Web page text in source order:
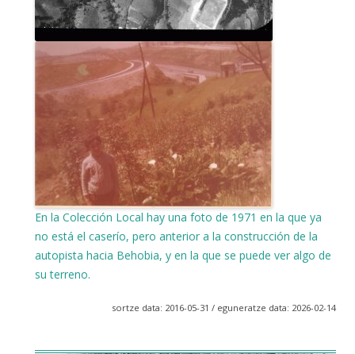
En la Colección Local hay una foto de 1971 en la que ya
no está el caserío, pero anterior a la construcción de la
autopista hacia Behobia, y en la que se puede ver algo de
su terreno.
sortze data: 2016-05-31 / eguneratze data: 2026-02-14